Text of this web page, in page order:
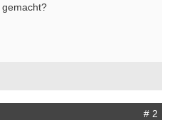
gemacht?
# 2